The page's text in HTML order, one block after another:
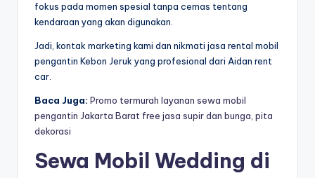
fokus pada momen spesial tanpa cemas tentang
kendaraan yang akan digunakan.
Jadi, kontak marketing kami dan nikmati jasa rental mobil
pengantin Kebon Jeruk yang profesional dari Aidan rent
car.
Baca Juga: Promo termurah layanan sewa mobil
pengantin Jakarta Barat free jasa supir dan bunga, pita
dekorasi
Sewa Mobil Wedding di